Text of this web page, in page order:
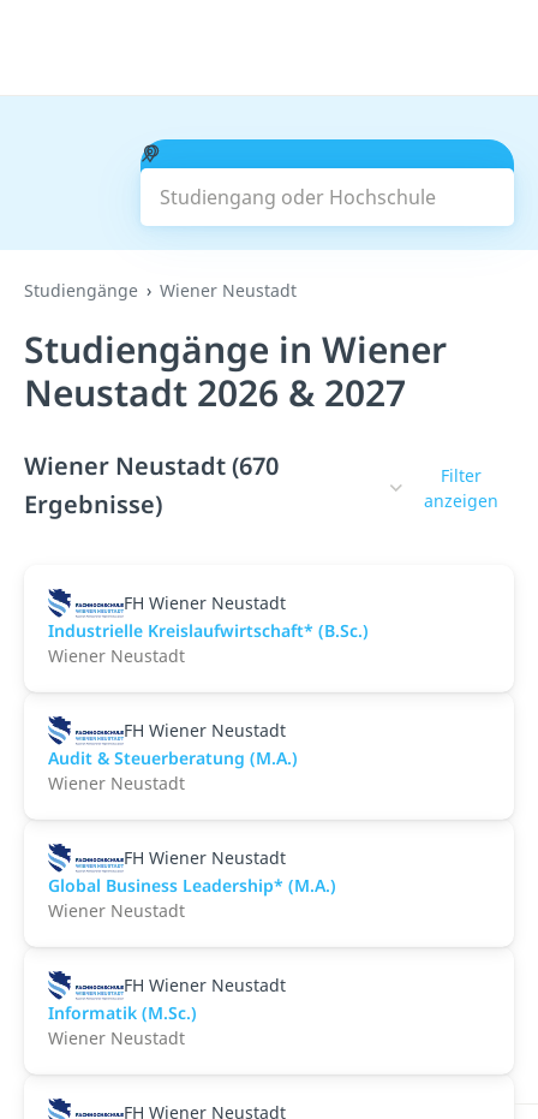
Studiengang oder Hochschule
Suchen
Studiengänge Wiener Neustadt
Studiengänge in Wiener
Neustadt 2026 & 2027
Wiener Neustadt (670
Ergebnisse)
Filter
anzeigen
FH Wiener Neustadt
Industrielle Kreislaufwirtschaft* (B.Sc.)
Wiener Neustadt
FH Wiener Neustadt
Audit & Steuerberatung (M.A.)
Wiener Neustadt
FH Wiener Neustadt
Global Business Leadership* (M.A.)
Wiener Neustadt
FH Wiener Neustadt
Informatik (M.Sc.)
Wiener Neustadt
FH Wiener Neustadt